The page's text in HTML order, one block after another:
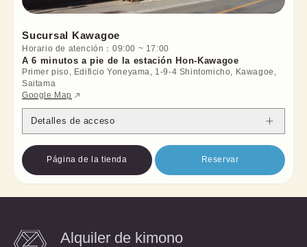
Sucursal Kawagoe
Horario de atención ：09:00 ~ 17:00
A 6 minutos a pie de la estación Hon-Kawagoe
Primer piso, Edificio Yoneyama, 1-9-4 Shintomicho, Kawagoe,
Saitama
Google Map
Detalles de acceso
Página de la tienda Reservar
Alquiler de kimono